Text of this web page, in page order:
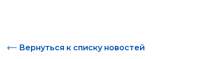
Вернуться к списку новостей